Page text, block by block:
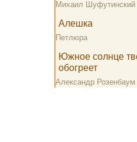
Михаил Шуфутинский
Алешка
Петлюра
Южное солнце
обогреет
Александр Розенбаум